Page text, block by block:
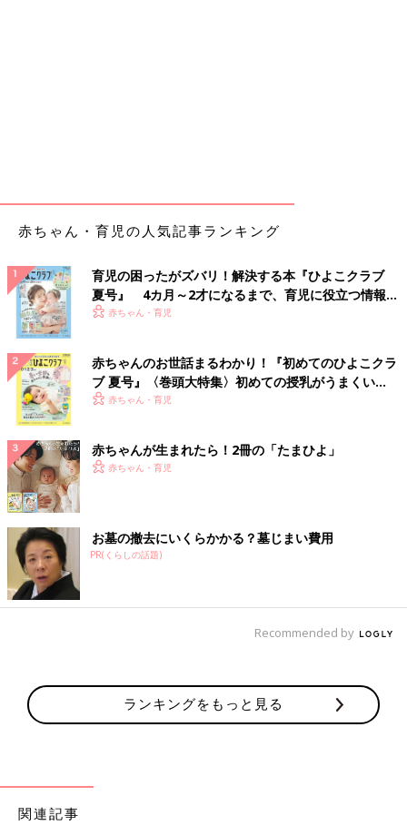
赤ちゃん・育児の人気記事ランキング
育児の困ったがズバリ！解決する本『ひよこクラブ
夏号』 4カ月～2才になるまで、育児に役立つ情報が
いっぱい！
赤ちゃん・育児
赤ちゃんのお世話まるわかり！『初めてのひよこクラ
ブ 夏号』〈巻頭大特集〉初めての授乳がうまくい
く！ おっぱい・ミルクの基本と夏のトラブル 解決テ
赤ちゃん・育児
赤ちゃんが生まれたら！2冊の「たまひよ」
赤ちゃん・育児
お墓の撤去にいくらかかる？墓じまい費用
PR(くらしの話題)
Recommended by
ランキングをもっと見る
関連記事